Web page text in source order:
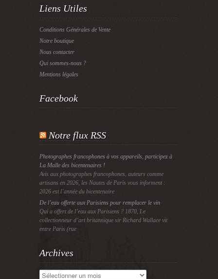
Liens Utiles
Conditions Générales de Vente
Notre boutique
Nous contacter
Qui sommes-nous ?
Mentions légales
Facebook
Notre flux RSS
Photographes francophones à vos appareils, participez à
La Malle des bicentenaires !
Avis aux photographes francophones, auteurs comme
artisans en 2026, les Nautes de Paris vous informent :
2026 est l’année du bicentenaire
De l’eau offerte aux Parisiens pour remplacer le vin
Qui a offert de l’eau aux Parisiens ? 1870, Le
collectionneur d’art britannique sir Richard Wallace vit
entre Paris (rue
Archives
Archives